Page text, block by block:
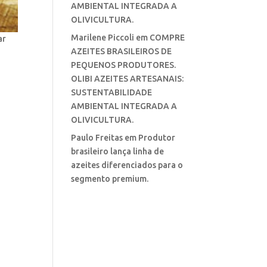
AMBIENTAL INTEGRADA A
OLIVICULTURA.
Marilene Piccoli em COMPRE
AZEITES BRASILEIROS DE
PEQUENOS PRODUTORES.
OLIBI AZEITES ARTESANAIS:
SUSTENTABILIDADE
AMBIENTAL INTEGRADA A
OLIVICULTURA.
Paulo Freitas em Produtor
brasileiro lança linha de
azeites diferenciados para o
segmento premium.